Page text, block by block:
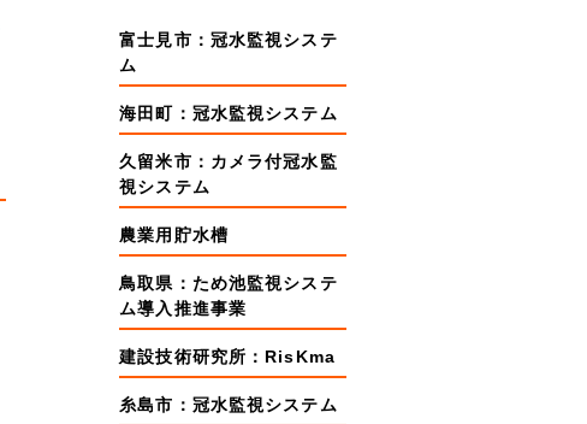
富士見市：冠水監視システ
ム
海田町：冠水監視システム
久留米市：カメラ付冠水監
視システム
農業用貯水槽
鳥取県：ため池監視システ
ム導入推進事業
建設技術研究所：RisKma
糸島市：冠水監視システム